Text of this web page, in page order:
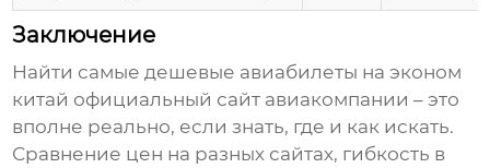
Заключение
Найти самые дешевые авиабилеты наэконом
китай официальный сайт авиакомпании – это
вполне реально, если знать, где и как искать.
Сравнение цен на разных сайтах, гибкость в